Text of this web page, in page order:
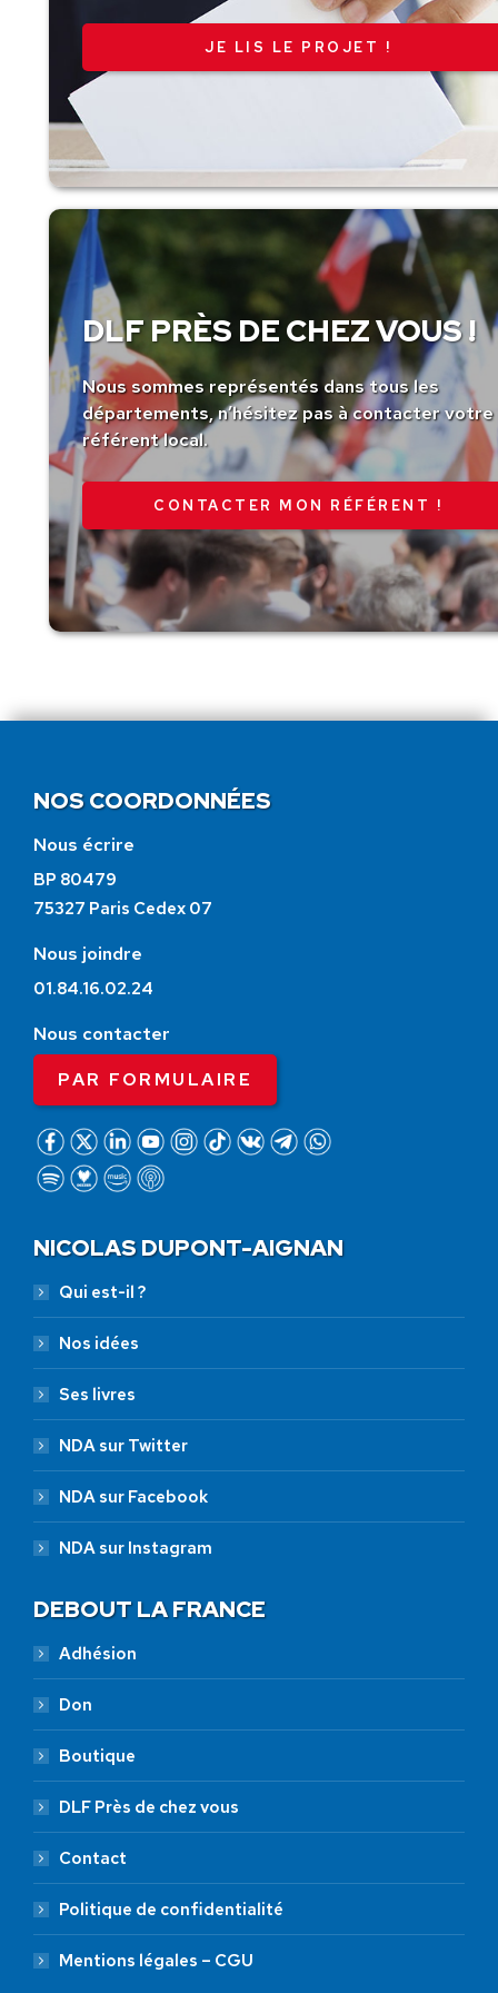
JE LIS LE PROJET !
DLF PRÈS DE CHEZ VOUS !
Nous sommes représentés dans tous les
départements, n’hésitez pas à contacter votre
référent local.
CONTACTER MON RÉFÉRENT !
NOS COORDONNÉES
Nous écrire
BP 80479
75327 Paris Cedex 07
Nous joindre
01.84.16.02.24
Nous contacter
PAR FORMULAIRE
NICOLAS DUPONT-AIGNAN
Qui est-il ?
Nos idées
Ses livres
NDA sur Twitter
NDA sur Facebook
NDA sur Instagram
DEBOUT LA FRANCE
Adhésion
Don
Boutique
DLF Près de chez vous
Contact
Politique de confidentialité
Mentions légales – CGU